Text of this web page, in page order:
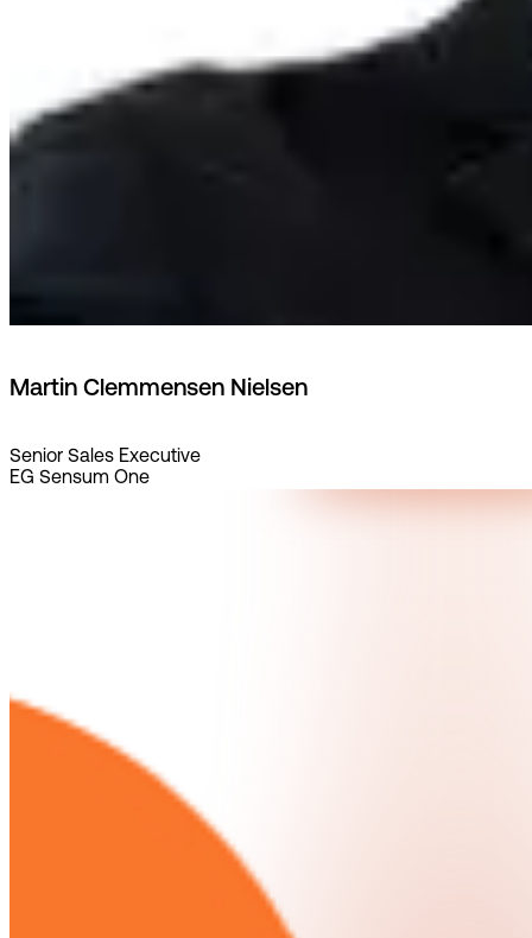
Martin Clemmensen Nielsen
Senior Sales Executive
EG Sensum One